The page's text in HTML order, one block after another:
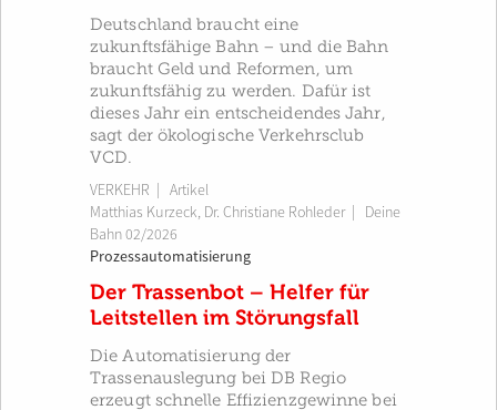
Deutschland braucht eine
zukunftsfähige Bahn – und die Bahn
braucht Geld und Reformen, um
zukunftsfähig zu werden. Dafür ist
dieses Jahr ein entscheidendes Jahr,
sagt der ökologische Verkehrsclub
VCD.
VERKEHR | Artikel
Matthias Kurzeck, Dr. Christiane Rohleder| Deine
Bahn 02/2026
Prozessautomatisierung
Der Trassenbot – Helfer für
Leitstellen im Störungsfall
Die Automatisierung der
Trassenauslegung bei DB Regio
erzeugt schnelle Effizienzgewinne bei